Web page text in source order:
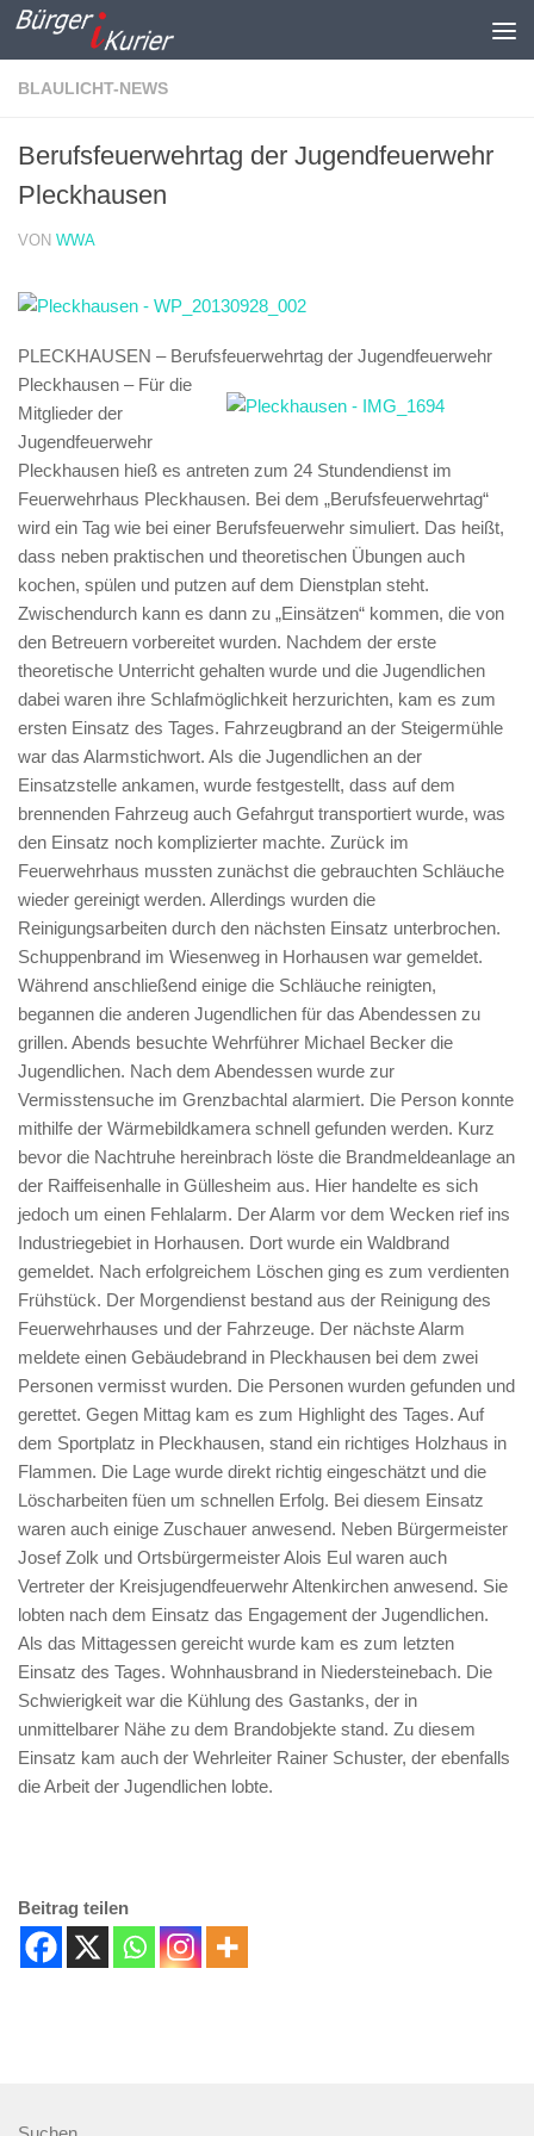
Zum Inhalt springen
BLAULICHT-NEWS
Berufsfeuerwehrtag der Jugendfeuerwehr
Pleckhausen
VON WWA
PLECKHAUSEN – Berufsfeuerwehrtag der Jugendfeuerwehr
Pleckhausen – Für die
Mitglieder der
Jugendfeuerwehr
Pleckhausen hieß es antreten zum 24 Stundendienst im
Feuerwehrhaus Pleckhausen. Bei dem „Berufsfeuerwehrtag“
wird ein Tag wie bei einer Berufsfeuerwehr simuliert. Das heißt,
dass neben praktischen und theoretischen Übungen auch
kochen, spülen und putzen auf dem Dienstplan steht.
Zwischendurch kann es dann zu „Einsätzen“ kommen, die von
den Betreuern vorbereitet wurden. Nachdem der erste
theoretische Unterricht gehalten wurde und die Jugendlichen
dabei waren ihre Schlafmöglichkeit herzurichten, kam es zum
ersten Einsatz des Tages. Fahrzeugbrand an der Steigermühle
war das Alarmstichwort. Als die Jugendlichen an der
Einsatzstelle ankamen, wurde festgestellt, dass auf dem
brennenden Fahrzeug auch Gefahrgut transportiert wurde, was
den Einsatz noch komplizierter machte. Zurück im
Feuerwehrhaus mussten zunächst die gebrauchten Schläuche
wieder gereinigt werden. Allerdings wurden die
Reinigungsarbeiten durch den nächsten Einsatz unterbrochen.
Schuppenbrand im Wiesenweg in Horhausen war gemeldet.
Während anschließend einige die Schläuche reinigten,
begannen die anderen Jugendlichen für das Abendessen zu
grillen. Abends besuchte Wehrführer Michael Becker die
Jugendlichen. Nach dem Abendessen wurde zur
Vermisstensuche im Grenzbachtal alarmiert. Die Person konnte
mithilfe der Wärmebildkamera schnell gefunden werden. Kurz
bevor die Nachtruhe hereinbrach löste die Brandmeldeanlage an
der Raiffeisenhalle in Güllesheim aus. Hier handelte es sich
jedoch um einen Fehlalarm. Der Alarm vor dem Wecken rief ins
Industriegebiet in Horhausen. Dort wurde ein Waldbrand
gemeldet. Nach erfolgreichem Löschen ging es zum verdienten
Frühstück. Der Morgendienst bestand aus der Reinigung des
Feuerwehrhauses und der Fahrzeuge. Der nächste Alarm
meldete einen Gebäudebrand in Pleckhausen bei dem zwei
Personen vermisst wurden. Die Personen wurden gefunden und
gerettet. Gegen Mittag kam es zum Highlight des Tages. Auf
dem Sportplatz in Pleckhausen, stand ein richtiges Holzhaus in
Flammen. Die Lage wurde direkt richtig eingeschätzt und die
Löscharbeiten füen um schnellen Erfolg. Bei diesem Einsatz
waren auch einige Zuschauer anwesend. Neben Bürgermeister
Josef Zolk und Ortsbürgermeister Alois Eul waren auch
Vertreter der Kreisjugendfeuerwehr Altenkirchen anwesend. Sie
lobten nach dem Einsatz das Engagement der Jugendlichen.
Als das Mittagessen gereicht wurde kam es zum letzten
Einsatz des Tages. Wohnhausbrand in Niedersteinebach. Die
Schwierigkeit war die Kühlung des Gastanks, der in
unmittelbarer Nähe zu dem Brandobjekte stand. Zu diesem
Einsatz kam auch der Wehrleiter Rainer Schuster, der ebenfalls
die Arbeit der Jugendlichen lobte.
Beitrag teilen